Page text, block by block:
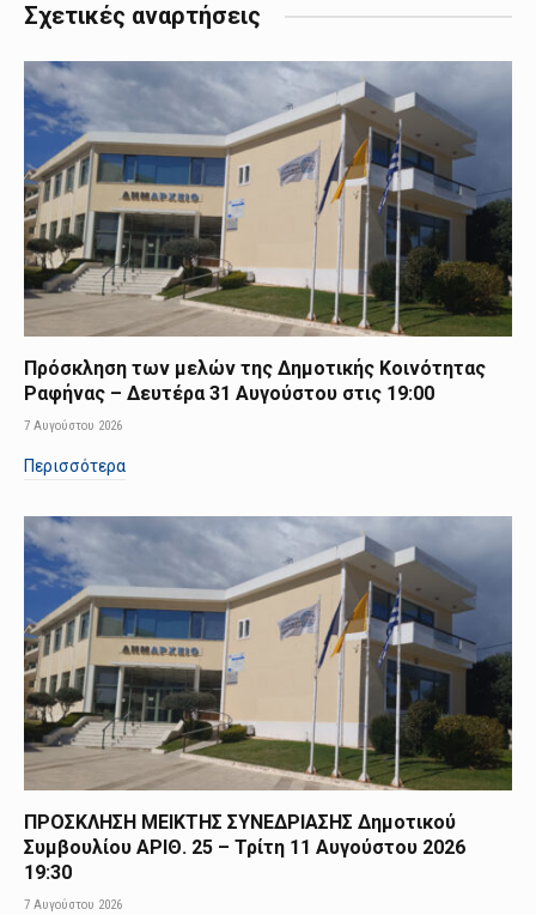
Σχετικές αναρτήσεις
Πρόσκληση των μελών της Δημοτικής Κοινότητας
Ραφήνας – Δευτέρα 31 Αυγούστου στις 19:00
7 Αυγούστου 2026
Περισσότερα
ΠΡΟΣΚΛΗΣΗ ΜΕΙΚΤΗΣ ΣΥΝΕΔΡΙΑΣΗΣ Δημοτικού
Συμβουλίου ΑΡΙΘ. 25 – Τρίτη 11 Αυγούστου 2026
19:30
7 Αυγούστου 2026